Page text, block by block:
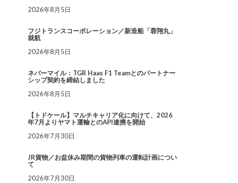
2026年8月5日
フジトランスコーポレーション／新造船「蓉翔丸」
就航
2026年8月5日
ネバーマイル：TGR Haas F1 Teamとのパートナー
シップ契約を締結しました
2026年8月5日
【トドケール】マルチキャリア化に向けて、2026
年7月よりヤマト運輸とのAPI連携を開始
2026年7月30日
JR貨物／お盆休み期間の貨物列車の運転計画につい
て
2026年7月30日